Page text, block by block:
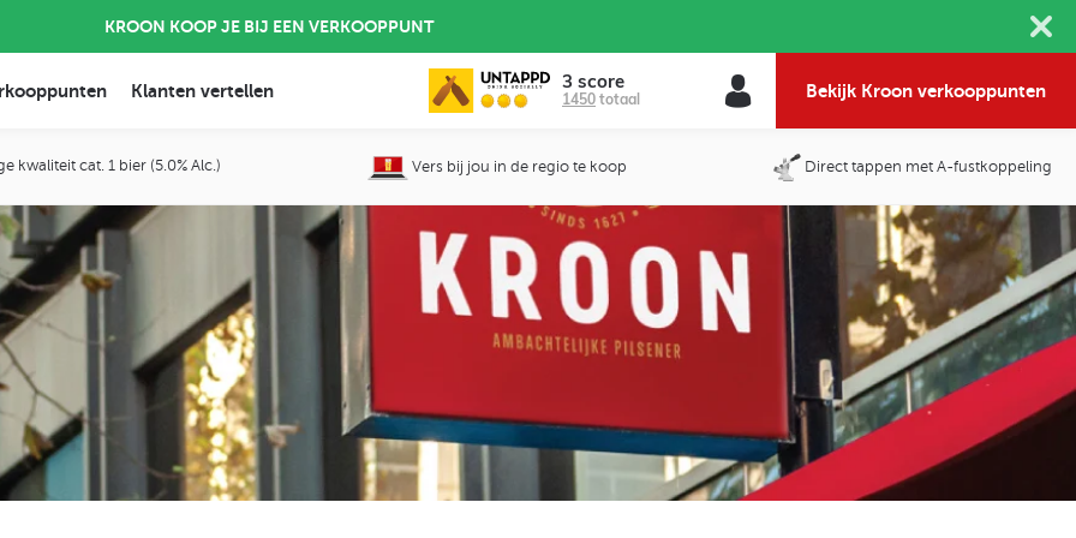
KROON KOOP JE BIJ EEN VERKOOPPUNT
Klanten vertellen 3 score
1450 totaal Bekijk Kroon verkooppunten
kwaliteit cat. 1 bier (5.0% Alc.) Vers bij jou in de regio te koop Direct tappen met A-fustkoppeling